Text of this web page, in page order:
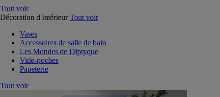
Tout voir
Décoration d'Intérieur Tout voir
Vases
Accessoires de salle de bain
Les Mondes de Diptyque
Vide-poches
Papeterie
Tout voir